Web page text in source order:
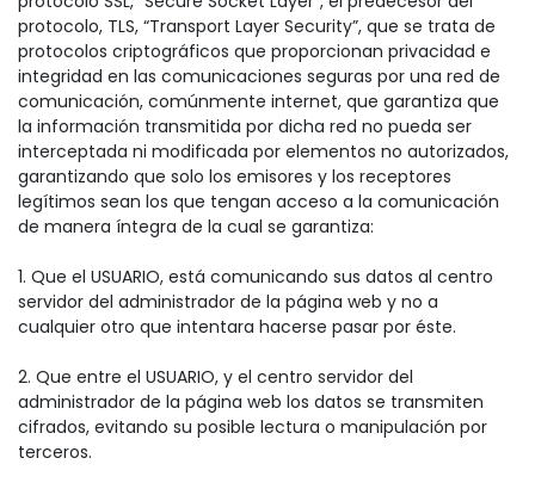
protocolo, TLS, “Transport Layer Security”, que se trata de
protocolos criptográficos que proporcionan privacidad e
integridad en las comunicaciones seguras por una red de
comunicación, comúnmente internet, que garantiza que
la información transmitida por dicha red no pueda ser
interceptada ni modificada por elementos no autorizados,
garantizando que solo los emisores y los receptores
legítimos sean los que tengan acceso a la comunicación
de manera íntegra de la cual se garantiza:
1. Que el USUARIO, está comunicando sus datos al centro
servidor del administrador de la página web y no a
cualquier otro que intentara hacerse pasar por éste.
2. Que entre el USUARIO, y el centro servidor del
administrador de la página web los datos se transmiten
cifrados, evitando su posible lectura o manipulación por
terceros.